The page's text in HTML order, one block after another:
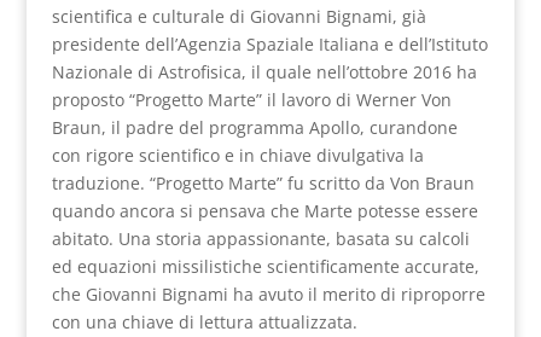
scientifica e culturale di Giovanni Bignami, già
presidente dell’Agenzia Spaziale Italiana e dell’Istituto
Nazionale di Astrofisica, il quale nell’ottobre 2016 ha
proposto “Progetto Marte” il lavoro di Werner Von
Braun, il padre del programma Apollo, curandone
con rigore scientifico e in chiave divulgativa la
traduzione. “Progetto Marte” fu scritto da Von Braun
quando ancora si pensava che Marte potesse essere
abitato. Una storia appassionante, basata su calcoli
ed equazioni missilistiche scientificamente accurate,
che Giovanni Bignami ha avuto il merito di riproporre
con una chiave di lettura attualizzata.